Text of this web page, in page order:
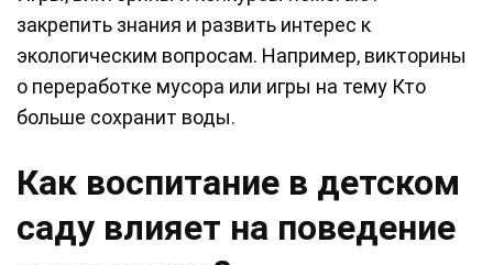
закрепить знания и развить интерес к
экологическим вопросам. Например, викторины
о переработке мусора или игры на тему Кто
больше сохранит воды.
Как воспитание в детском
саду влияет на поведение